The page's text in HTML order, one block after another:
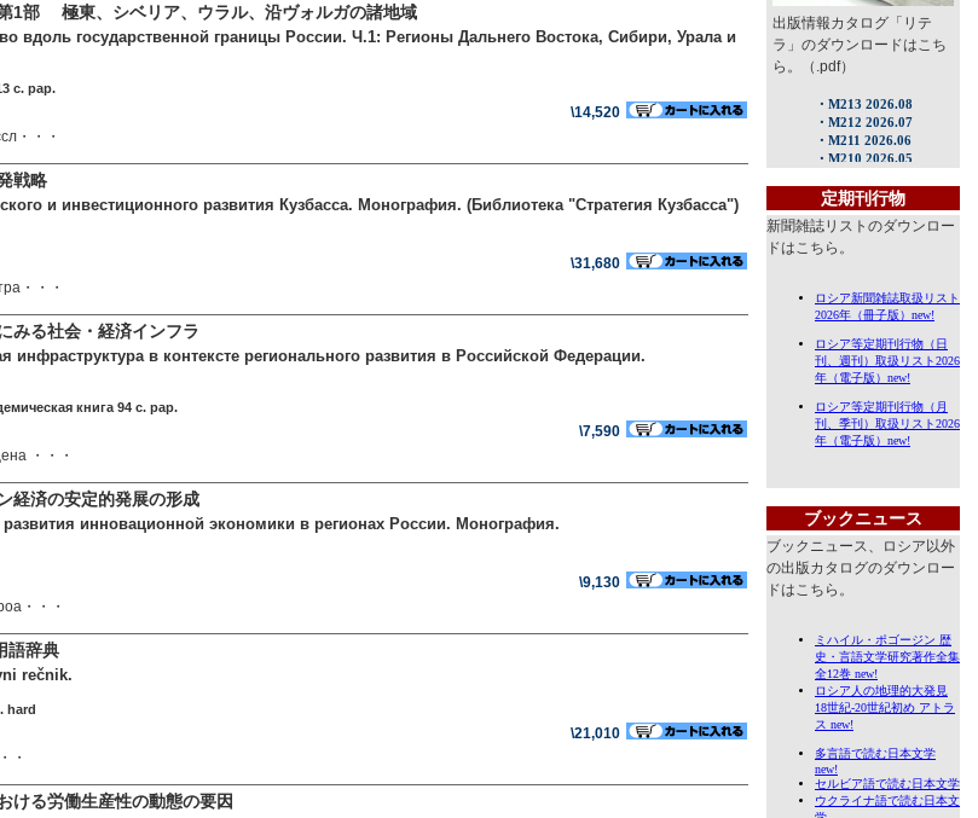
1部 極東、シベリア、ウラル、沿ヴォルガの諸地域
вдоль государственной границы России. Ч.1: Регионы Дальнего Востока, Сибири, Урала и
c. pap.
\14,520
・・・
戦略
и инвестиционного развития Кузбасса. Монография. (Библиотека "Стратегия Кузбасса")
\31,680
・・・
みる社会・経済インフラ
инфраструктура в контексте регионального развития в Российской Федерации.
книга 94 c. pap.
\7,590
・・・
経済の安定的発展の形成
инновационной экономики в регионах России. Монография.
\9,130
・・・
語辞典
rečnik.
hard
\21,010
・
る労働生産性の動態の要因
出版情報カタログ「リテ
ラ」のダウンロードはこち
ら。（.pdf）
定期刊行物
新聞雑誌リストのダウンロー
ドはこちら。
ブックニュース
ブックニュース、ロシア以外
の出版カタログのダウンロー
ドはこちら。